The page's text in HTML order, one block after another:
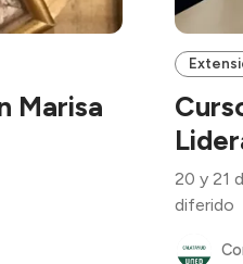
Marisa
20 y 21
diferido